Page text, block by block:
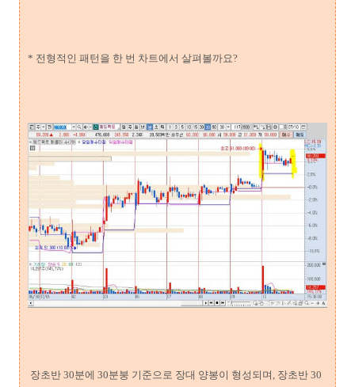
* 전형적인 패턴을 한 번 차트에서 살펴볼까요?
장초반 30분에 30분붕 기준으로 장대 양봉이 형성되며, 장초반 30